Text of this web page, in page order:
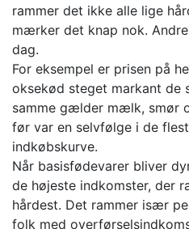
rammer det ikke alle lige
mærker det knap nok.
dag.
For eksempel er prisen på
oksekød steget markant de
samme gælder mælk, smør
før var en selvfølge i de
indkøbskurve.
Når basisfødevarer bliver
de højeste indkomster, der
hårdest. Det rammer især
folk med